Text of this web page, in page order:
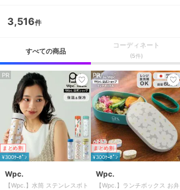
3,516
すべての商品
コーディネート
(5件)
PR
まとめ割
¥300ｸｰﾎﾟﾝ
Wpc.
【Wpc.】水筒 ステンレスボト
PR
まとめ割
¥300ｸｰﾎﾟﾝ
Wpc.
【Wpc.】ランチボックス お弁